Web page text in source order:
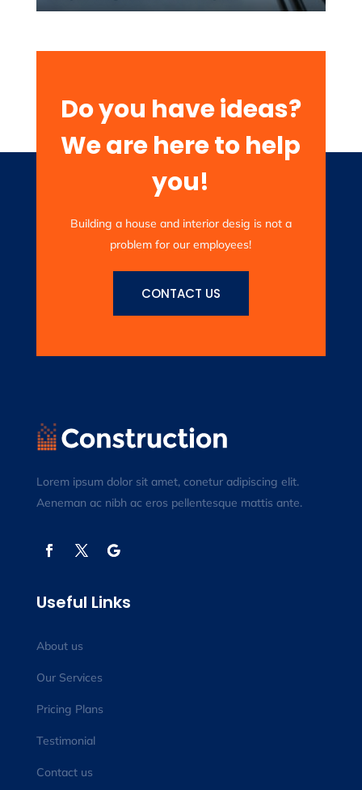
Do you have ideas?
We are here to help
you!
Building a house and interior desig is not a
problem for our employees!
CONTACT US
Lorem ipsum dolor sit amet, conetur adipiscing elit.
Aeneman ac nibh ac eros pellentesque mattis ante.
Useful Links
About us
Our Services
Pricing Plans
Testimonial
Contact us